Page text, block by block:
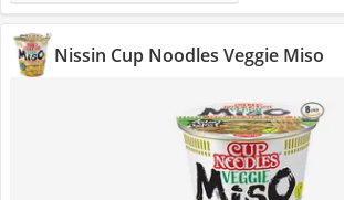
Nissin Cup Noodles Veggie Miso